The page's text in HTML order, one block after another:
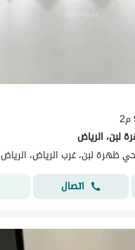
لبن، الرياض
ظهرة لبن، غرب الرياض، الرياض
اتصال